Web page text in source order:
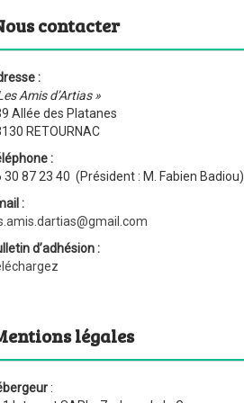
contacter
:
Amis d’Artias »
Allée des Platanes
RETOURNAC
:
30 87 23 40 (Président : M. Fabien Badiou)
:
d’adhésion :
légales
: